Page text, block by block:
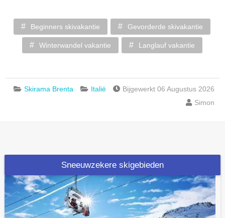
Beginners skivakantie Gevorderde skivakantie
Winterwandel vakantie Langlauf vakantie
Skirama Brenta Italië
Bijgewerkt 06 Augustus 2026
Simon
Sneeuwzekere skigebieden